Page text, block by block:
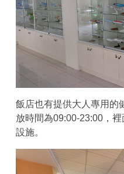
飯店也有提供大人專用的
放時間為09:00-23:00，
設施。